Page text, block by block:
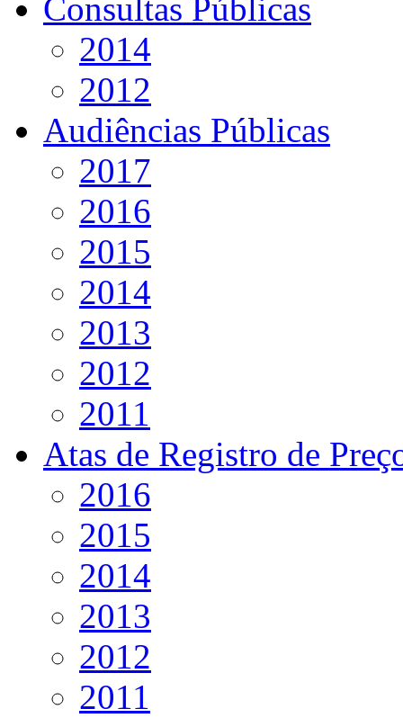
Consultas Públicas
2014
2012
Audiências Públicas
2017
2016
2015
2014
2013
2012
2011
Atas de Registro de
2016
2015
2014
2013
2012
2011